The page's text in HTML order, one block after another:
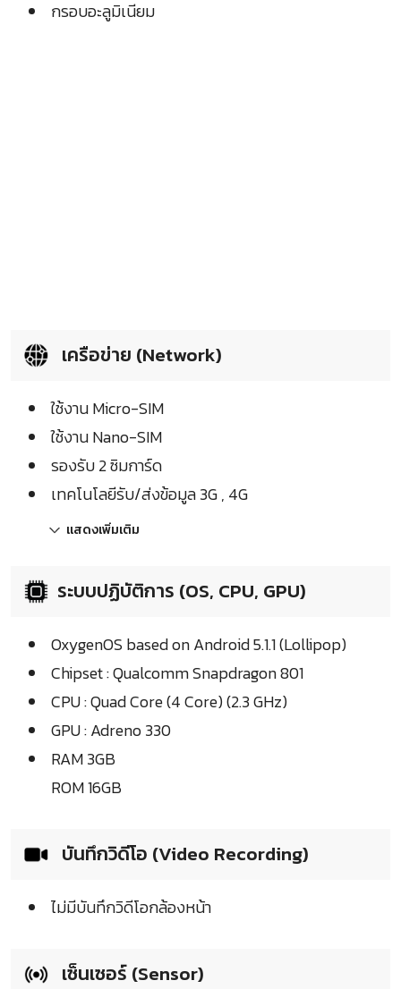
กรอบอะลูมิเนียม
เครือข่าย (Network)
ใช้งาน Micro-SIM
ใช้งาน Nano-SIM
รองรับ 2 ซิมการ์ด
เทคโนโลยีรับ/ส่งข้อมูล 3G , 4G
แสดงเพิ่มเติม
ระบบปฏิบัติการ (OS, CPU, GPU)
OxygenOS based on Android 5.1.1 (Lollipop)
Chipset : Qualcomm Snapdragon 801
CPU : Quad Core (4 Core) (2.3 GHz)
GPU : Adreno 330
RAM 3GB
ROM 16GB
บันทึกวิดีโอ (Video Recording)
ไม่มีบันทึกวิดีโอกล้องหน้า
เซ็นเซอร์ (Sensor)